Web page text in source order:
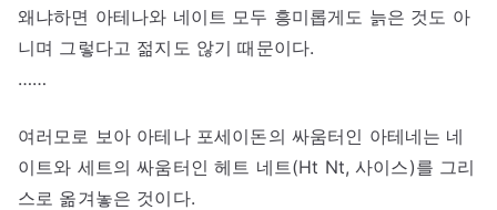
왜냐하면 아테나와 네이트 모두 흥미롭게도 늙은 것도 아
니며 그렇다고 젊지도 않기 때문이다.
……
여러모로 보아 아테나 포세이돈의 싸움터인 아테네는 네
이트와 세트의 싸움터인 헤트 네트(Ht Nt, 사이스)를 그리
스로 옮겨놓은 것이다.